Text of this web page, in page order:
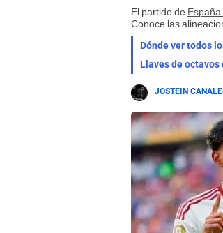
El partido de España
Conoce las
Dónde ver todos
JOSTEIN